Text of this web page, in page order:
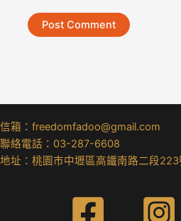
信箱：freedomfadoo@gmail.com
聯絡電話：03-287-6608
地址：桃園市中壢區高鐵南路二段